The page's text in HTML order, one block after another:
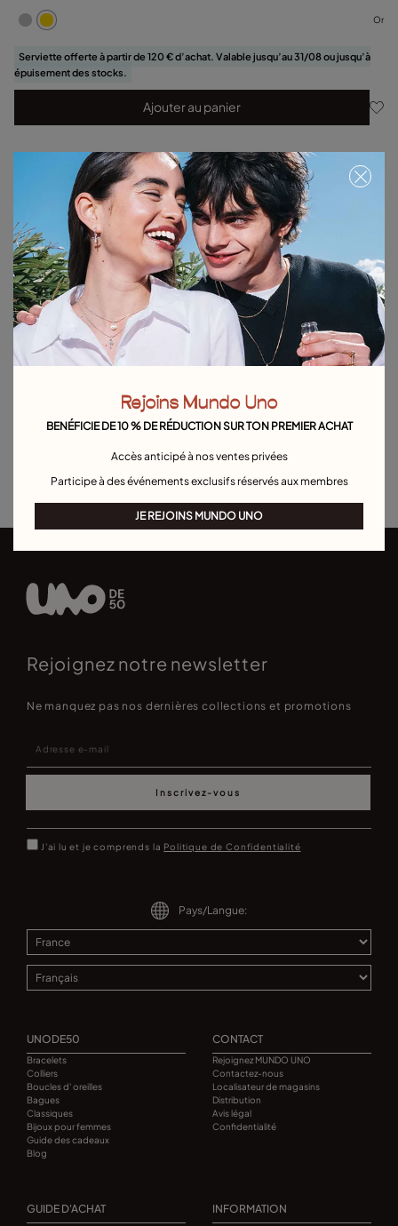
Or
Serviette offerte à partir de 120 € d’achat. Valable jusqu’au 31/08 ou jusqu’à
épuisement des stocks.
Ajouter au panier
Détails du produit
Retours et livraisons
Guide des tailles et des ajustements
Explorez d'autres catégories Colliers
Colliers en argent Colliers en or Colliers en cuir
Colliers de perles Colliers Multirangs
Colliers en forme de cœur
Rejoignez notre newsletter
Ne manquez pas nos dernières collections et promotions
Inscrivez-vous
J'ai lu et je comprends la Politique de Confidentialité
Pays/Langue:
UNODE50
Bracelets
Colliers
Boucles d' oreilles
Bagues
Classiques
Bijoux pour femmes
Guide des cadeaux
Blog
CONTACT
Rejoignez MUNDO UNO
Contactez-nous
Localisateur de magasins
Distribution
Avis légal
Confidentialité
GUIDE D'ACHAT INFORMATION
Rejoins Mundo Uno
BENÉFICIE DE 10 % DE RÉDUCTION SUR TON PREMIER ACHAT
Accès anticipé à nos ventes privées
Participe à des événements exclusifs réservés aux membres
JE REJOINS MUNDO UNO